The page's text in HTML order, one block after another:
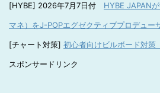
[HYBE] 2026年7月7日付 HYBE JAPAN
マネ）をJ-POPエグゼクティブプロデュー
[チャート対策] 初心者向けビルボード対策
スポンサードリンク